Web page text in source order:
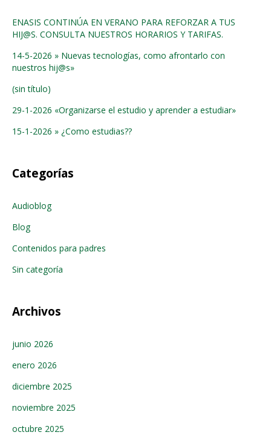
ENASIS CONTINÚA EN VERANO PARA REFORZAR A TUS
HIJ@S. CONSULTA NUESTROS HORARIOS Y TARIFAS.
14-5-2026 » Nuevas tecnologías, como afrontarlo con
nuestros hij@s»
(sin título)
29-1-2026 «Organizarse el estudio y aprender a estudiar»
15-1-2026 » ¿Como estudias??
Categorías
Audioblog
Blog
Contenidos para padres
Sin categoría
Archivos
junio 2026
enero 2026
diciembre 2025
noviembre 2025
octubre 2025